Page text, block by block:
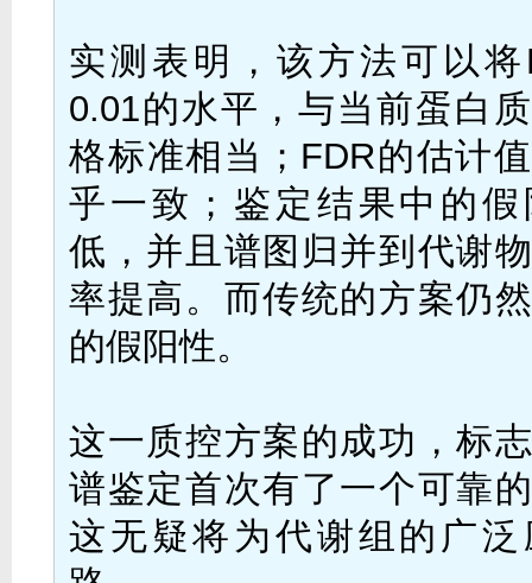
实测表明，该方法可以将
0.01的水平，与当前蛋白
格标准相当；FDR的估计
乎一致；鉴定结果中的
低，并且谱图归并到代谢
率提高。而传统的方案仍
的假阳性。
这一质控方案的成功，标
谱鉴定首次有了一个可靠
这无疑将为代谢组的广